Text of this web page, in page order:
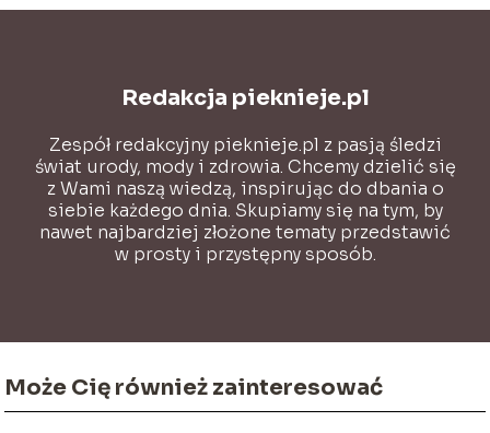
Redakcja pieknieje.pl
Zespół redakcyjny pieknieje.pl z pasją śledzi
świat urody, mody i zdrowia. Chcemy dzielić się
z Wami naszą wiedzą, inspirując do dbania o
siebie każdego dnia. Skupiamy się na tym, by
nawet najbardziej złożone tematy przedstawić
w prosty i przystępny sposób.
Może Cię również zainteresować